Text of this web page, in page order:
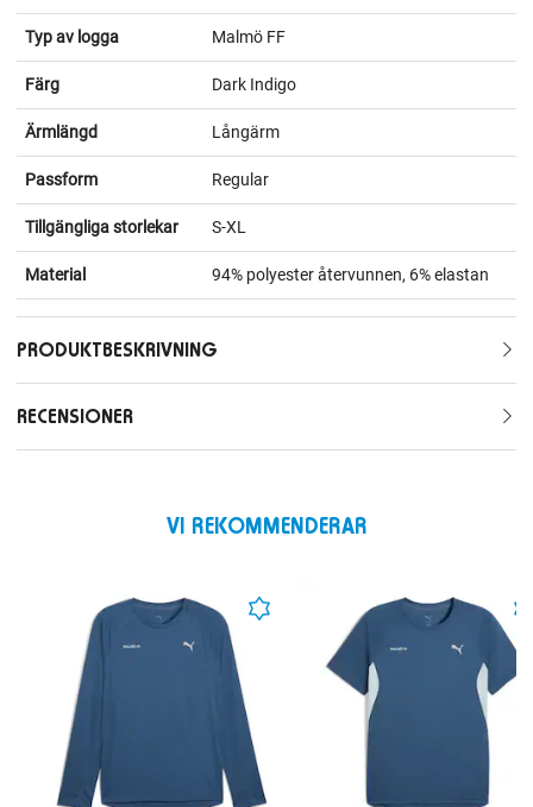
Typ av logga Malmö FF
Färg Dark Indigo
Ärmlängd Långärm
Passform Regular
Tillgängliga storlekar S-XL
Material 94% polyester återvunnen, 6% elastan
PRODUKTBESKRIVNING
RECENSIONER
VI REKOMMENDERAR